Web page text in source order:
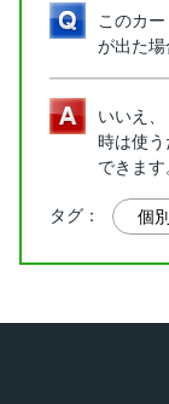
このカ
が出た場
いいえ
時は使
できます
タグ： 個別